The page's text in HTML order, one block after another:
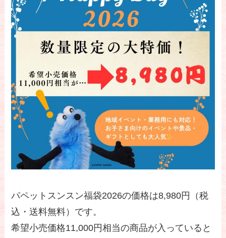
パペットスンスン福袋2026の価格は8,980円（税
込・送料無料）です。
希望小売価格11,000円相当の商品が入っていると